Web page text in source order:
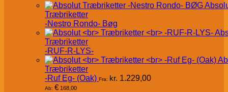
Træbriketter
-Nestro Rondo- Bøg
Træbriketter
-RUF-R-LYS-
Træbriketter
-Ruf Eg- (Oak) Fra: kr. 1.229,00
Ab: € 168,00